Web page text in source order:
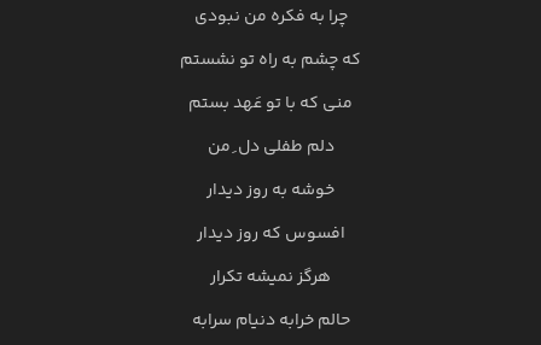
چرا به فکره من نبودی
که چشم به راه تو نشستم
منی که با تو عَهد بستم
دلم طفلی دل ِ من
خوشه به روز دیدار
افسوس که روز دیدار
هرگز نمیشه تکرار
حالم خرابه دنیام سرابه